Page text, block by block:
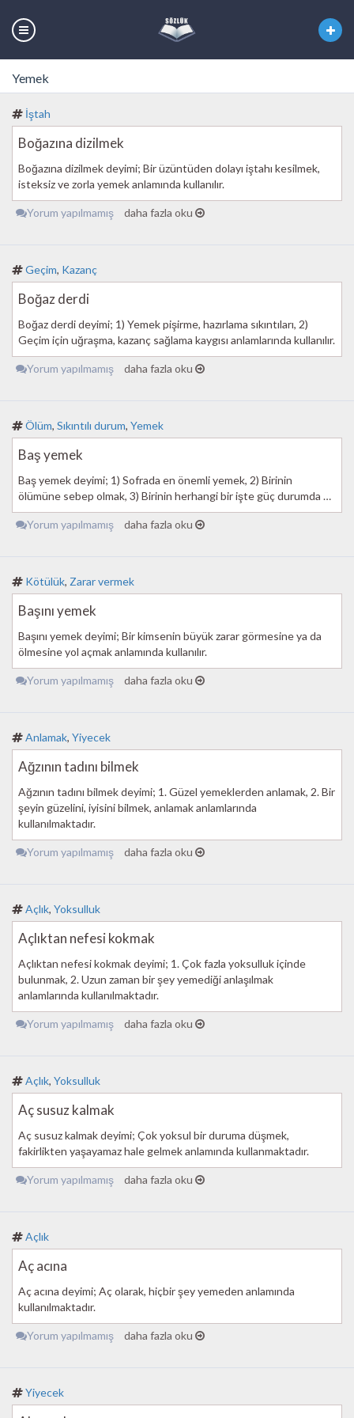
Yemek
İştah
Boğazına dizilmek
Boğazına dizilmek deyimi; Bir üzüntüden dolayı iştahı kesilmek,
isteksiz ve zorla yemek anlamında kullanılır.
Yorum yapılmamış daha fazla oku
Geçim, Kazanç
Boğaz derdi
Boğaz derdi deyimi; 1) Yemek pişirme, hazırlama sıkıntıları, 2)
Geçim için uğraşma, kazanç sağlama kaygısı anlamlarında kullanılır.
Yorum yapılmamış daha fazla oku
Ölüm, Sıkıntılı durum, Yemek
Baş yemek
Baş yemek deyimi; 1) Sofrada en önemli yemek, 2) Birinin
ölümüne sebep olmak, 3) Birinin herhangi bir işte güç durumda …
Yorum yapılmamış daha fazla oku
Kötülük, Zarar vermek
Başını yemek
Başını yemek deyimi; Bir kimsenin büyük zarar görmesine ya da
ölmesine yol açmak anlamında kullanılır.
Yorum yapılmamış daha fazla oku
Anlamak, Yiyecek
Ağzının tadını bilmek
Ağzının tadını bilmek deyimi; 1. Güzel yemeklerden anlamak, 2. Bir
şeyin güzelini, iyisini bilmek, anlamak anlamlarında
kullanılmaktadır.
Yorum yapılmamış daha fazla oku
Açlık, Yoksulluk
Açlıktan nefesi kokmak
Açlıktan nefesi kokmak deyimi; 1. Çok fazla yoksulluk içinde
bulunmak, 2. Uzun zaman bir şey yemediği anlaşılmak
anlamlarında kullanılmaktadır.
Yorum yapılmamış daha fazla oku
Açlık, Yoksulluk
Aç susuz kalmak
Aç susuz kalmak deyimi; Çok yoksul bir duruma düşmek,
fakirlikten yaşayamaz hale gelmek anlamında kullanmaktadır.
Yorum yapılmamış daha fazla oku
Açlık
Aç acına
Aç acına deyimi; Aç olarak, hiçbir şey yemeden anlamında
kullanılmaktadır.
Yorum yapılmamış daha fazla oku
Yiyecek